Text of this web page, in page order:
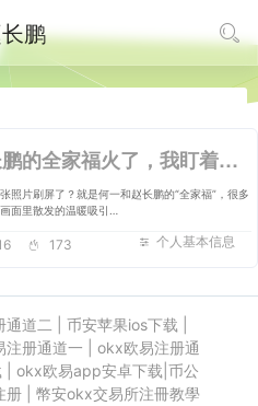
鹏
何一赵长鹏的全家福火了，我盯着看了3小时，终于明白背后的故事
照片刷屏了？就是何一和赵长鹏的“全家福”，很多
面里散发的温暖吸引…
个人基本信息
173
通道二 币安苹果ios下载
注册通道一
okx欧易注册通
okx欧易app安卓下载 币公
册| 幣安okx交易所注冊教學